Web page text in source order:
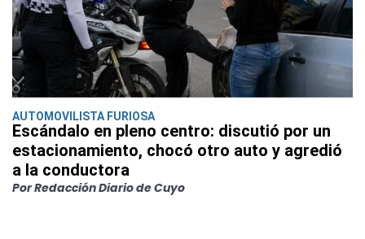
AUTOMOVILISTA FURIOSA
Escándalo en pleno centro: discutió por un
estacionamiento, chocó otro auto y agredió
a la conductora
Por Redacción Diario de Cuyo